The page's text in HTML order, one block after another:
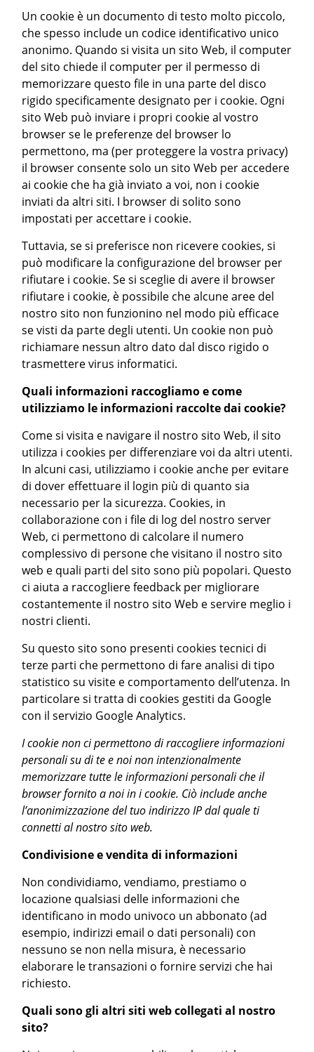
Un cookie è un documento di testo molto piccolo,
che spesso include un codice identificativo unico
anonimo. Quando si visita un sito Web, il computer
del sito chiede il computer per il permesso di
memorizzare questo file in una parte del disco
rigido specificamente designato per i cookie. Ogni
sito Web può inviare i propri cookie al vostro
browser se le preferenze del browser lo
permettono, ma (per proteggere la vostra privacy)
il browser consente solo un sito Web per accedere
ai cookie che ha già inviato a voi, non i cookie
inviati da altri siti. I browser di solito sono
impostati per accettare i cookie.
Tuttavia, se si preferisce non ricevere cookies, si
può modificare la configurazione del browser per
rifiutare i cookie. Se si sceglie di avere il browser
rifiutare i cookie, è possibile che alcune aree del
nostro sito non funzionino nel modo più efficace
se visti da parte degli utenti. Un cookie non può
richiamare nessun altro dato dal disco rigido o
trasmettere virus informatici.
Quali informazioni raccogliamo e come
utilizziamo le informazioni raccolte dai cookie?
Come si visita e navigare il nostro sito Web, il sito
utilizza i cookies per differenziare voi da altri utenti.
In alcuni casi, utilizziamo i cookie anche per evitare
di dover effettuare il login più di quanto sia
necessario per la sicurezza. Cookies, in
collaborazione con i file di log del nostro server
Web, ci permettono di calcolare il numero
complessivo di persone che visitano il nostro sito
web e quali parti del sito sono più popolari. Questo
ci aiuta a raccogliere feedback per migliorare
costantemente il nostro sito Web e servire meglio i
nostri clienti.
Su questo sito sono presenti cookies tecnici di
terze parti che permettono di fare analisi di tipo
statistico su visite e comportamento dell’utenza. In
particolare si tratta di cookies gestiti da Google
con il servizio Google Analytics.
I cookie non ci permettono di raccogliere informazioni
personali su di te e noi non intenzionalmente
memorizzare tutte le informazioni personali che il
browser fornito a noi in i cookie. Ciò include anche
l’anonimizzazione del tuo indirizzo IP dal quale ti
connetti al nostro sito web.
Condivisione e vendita di informazioni
Non condividiamo, vendiamo, prestiamo o
locazione qualsiasi delle informazioni che
identificano in modo univoco un abbonato (ad
esempio, indirizzi email o dati personali) con
nessuno se non nella misura, è necessario
elaborare le transazioni o fornire servizi che hai
richiesto.
Quali sono gli altri siti web collegati al nostro
sito?